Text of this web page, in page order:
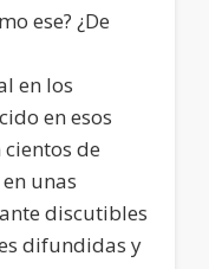
ese? ¿De
en los
en esos
de
unas
discutibles
difundidas y